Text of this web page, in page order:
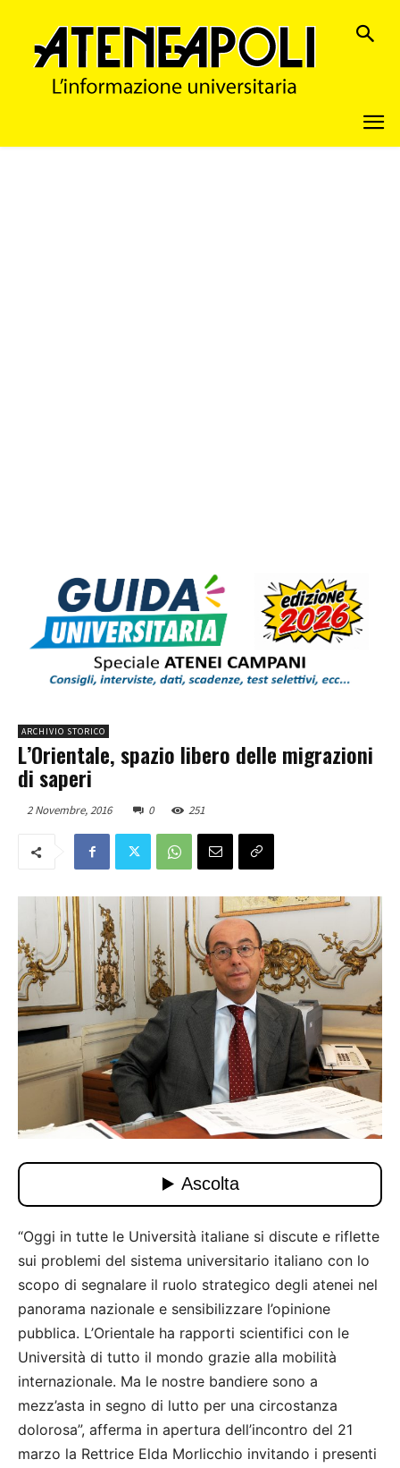
ARCHIVIO STORICO
L’Orientale, spazio libero delle migrazioni
di saperi
2 Novembre, 2016 0 251
“Oggi in tutte le Università italiane si discute e riflette
sui problemi del sistema universitario italiano con lo
scopo di segnalare il ruolo strategico degli atenei nel
panorama nazionale e sensibilizzare l’opinione
pubblica. L’Orientale ha rapporti scientifici con le
Università di tutto il mondo grazie alla mobilità
internazionale. Ma le nostre bandiere sono a
mezz’asta in segno di lutto per una circostanza
dolorosa”, afferma in apertura dell’incontro del 21
marzo la Rettrice Elda Morlicchio invitando i presenti